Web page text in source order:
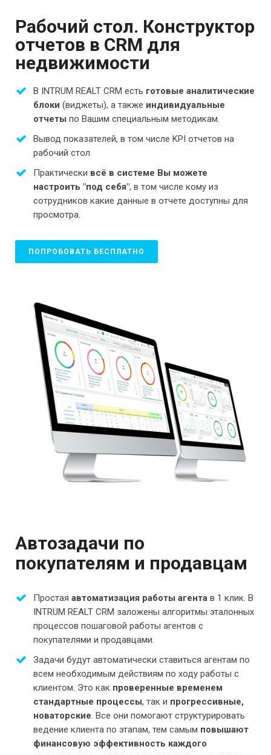
Рабочий стол. Конструктор
отчетов в CRM для
недвижимости
В INTRUM REALT CRM есть готовые аналитические
блоки (виджеты), а также индивидуальные
отчеты по Вашим специальным методикам.
Вывод показателей, в том числе KPI отчетов на
рабочий стол
Практически всё в системе Вы можете
настроить "под себя", в том числе кому из
сотрудников какие данные в отчете доступны для
просмотра.
ПОПРОБОВАТЬ БЕСПЛАТНО
Автозадачи по
покупателям и продавцам
Простая автоматизация работы агента в 1 клик. В
INTRUM REALT CRM заложены алгоритмы эталонных
процессов пошаговой работы агентов с
покупателями и продавцами.
Задачи будут автоматически ставиться агентам по
всем необходимым действиям по ходу работы с
клиентом. Это как проверенные временем
стандартные процессы, так и прогрессивные,
новаторские. Все они помогают структурировать
ведение клиента по этапам, тем самым повышают
финансовую эффективность каждого